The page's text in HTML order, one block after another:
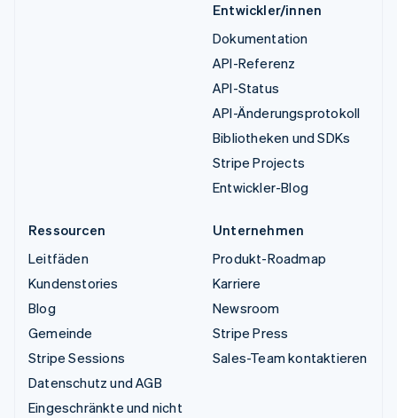
Entwickler/innen
Dokumentation
API-Referenz
API-Status
API-Änderungsprotokoll
Bibliotheken und SDKs
Stripe Projects
Entwickler-Blog
Ressourcen
Leitfäden
Kundenstories
Blog
Gemeinde
Stripe Sessions
Datenschutz und AGB
Eingeschränkte und nicht
Unternehmen
Produkt-Roadmap
Karriere
Newsroom
Stripe Press
Sales-Team kontaktieren